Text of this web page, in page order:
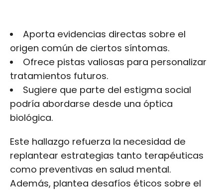
Aporta evidencias directas sobre el
origen común de ciertos síntomas.
Ofrece pistas valiosas para personalizar
tratamientos futuros.
Sugiere que parte del estigma social
podría abordarse desde una óptica
biológica.
Este hallazgo refuerza la necesidad de
replantear estrategias tanto terapéuticas
como preventivas en salud mental.
Además, plantea desafíos éticos sobre el